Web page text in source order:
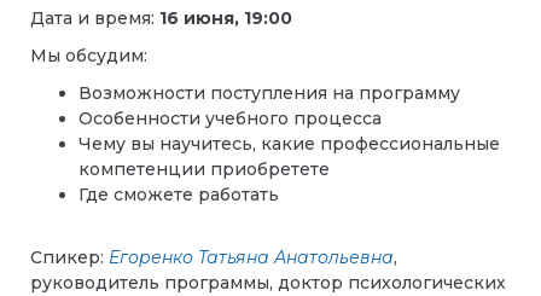
Дата и время: 16 июня, 19:00
Мы обсудим:
Возможности поступления на программу
Особенности учебного процесса
Чему вы научитесь, какие профессиональные
компетенции приобретете
Где сможете работать
Спикер: Егоренко Татьяна Анатольевна,
руководитель программы, доктор психологических